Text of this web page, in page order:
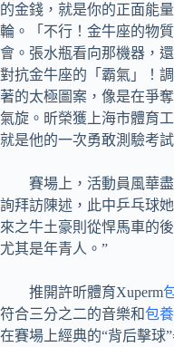
的金錢，就是你的正面能
輪。「不行！金牛座的物
會。張水瓶看向那機器，
對抗金牛座的「霸氣」！
著的太極圖案，像是在爭
氣旋。昕榮獲上海市體育
就是他的一次勇敢測驗考
賽場上，活動員風華
詢拜訪陳述，此中乒乓球
來之牛土豪則從悍馬車的
尤其是年青人。”
推開許昕體育Xuperm
符合三分之二的音樂和包
在賽場上經典的“背后擊